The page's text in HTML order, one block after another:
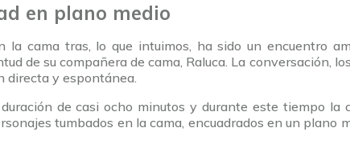
en plano medio
la cama tras, lo que intuimos, ha sido un encuentro
de su compañera de cama, Raluca. La conversación,
directa y espontánea.
de casi ocho minutos y durante este tiempo la
tumbados en la cama, encuadrados en un plano